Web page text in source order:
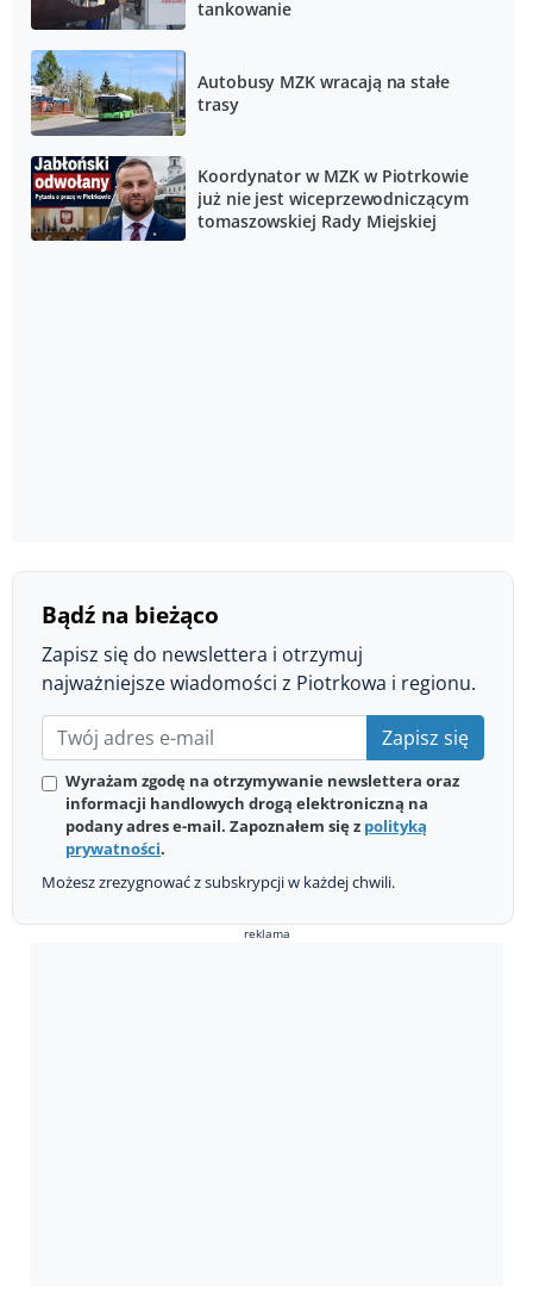
tankowanie
Autobusy MZK wracają na stałe
trasy
Koordynator w MZK w Piotrkowie
już nie jest wiceprzewodniczącym
tomaszowskiej Rady Miejskiej
Bądź na bieżąco
Zapisz się do newslettera i otrzymuj
najważniejsze wiadomości z Piotrkowa i regionu.
Zapisz się
Wyrażam zgodę na otrzymywanie newslettera oraz
informacji handlowych drogą elektroniczną na
podany adres e-mail. Zapoznałem się z polityką
prywatności.
Możesz zrezygnować z subskrypcji w każdej chwili.
reklama